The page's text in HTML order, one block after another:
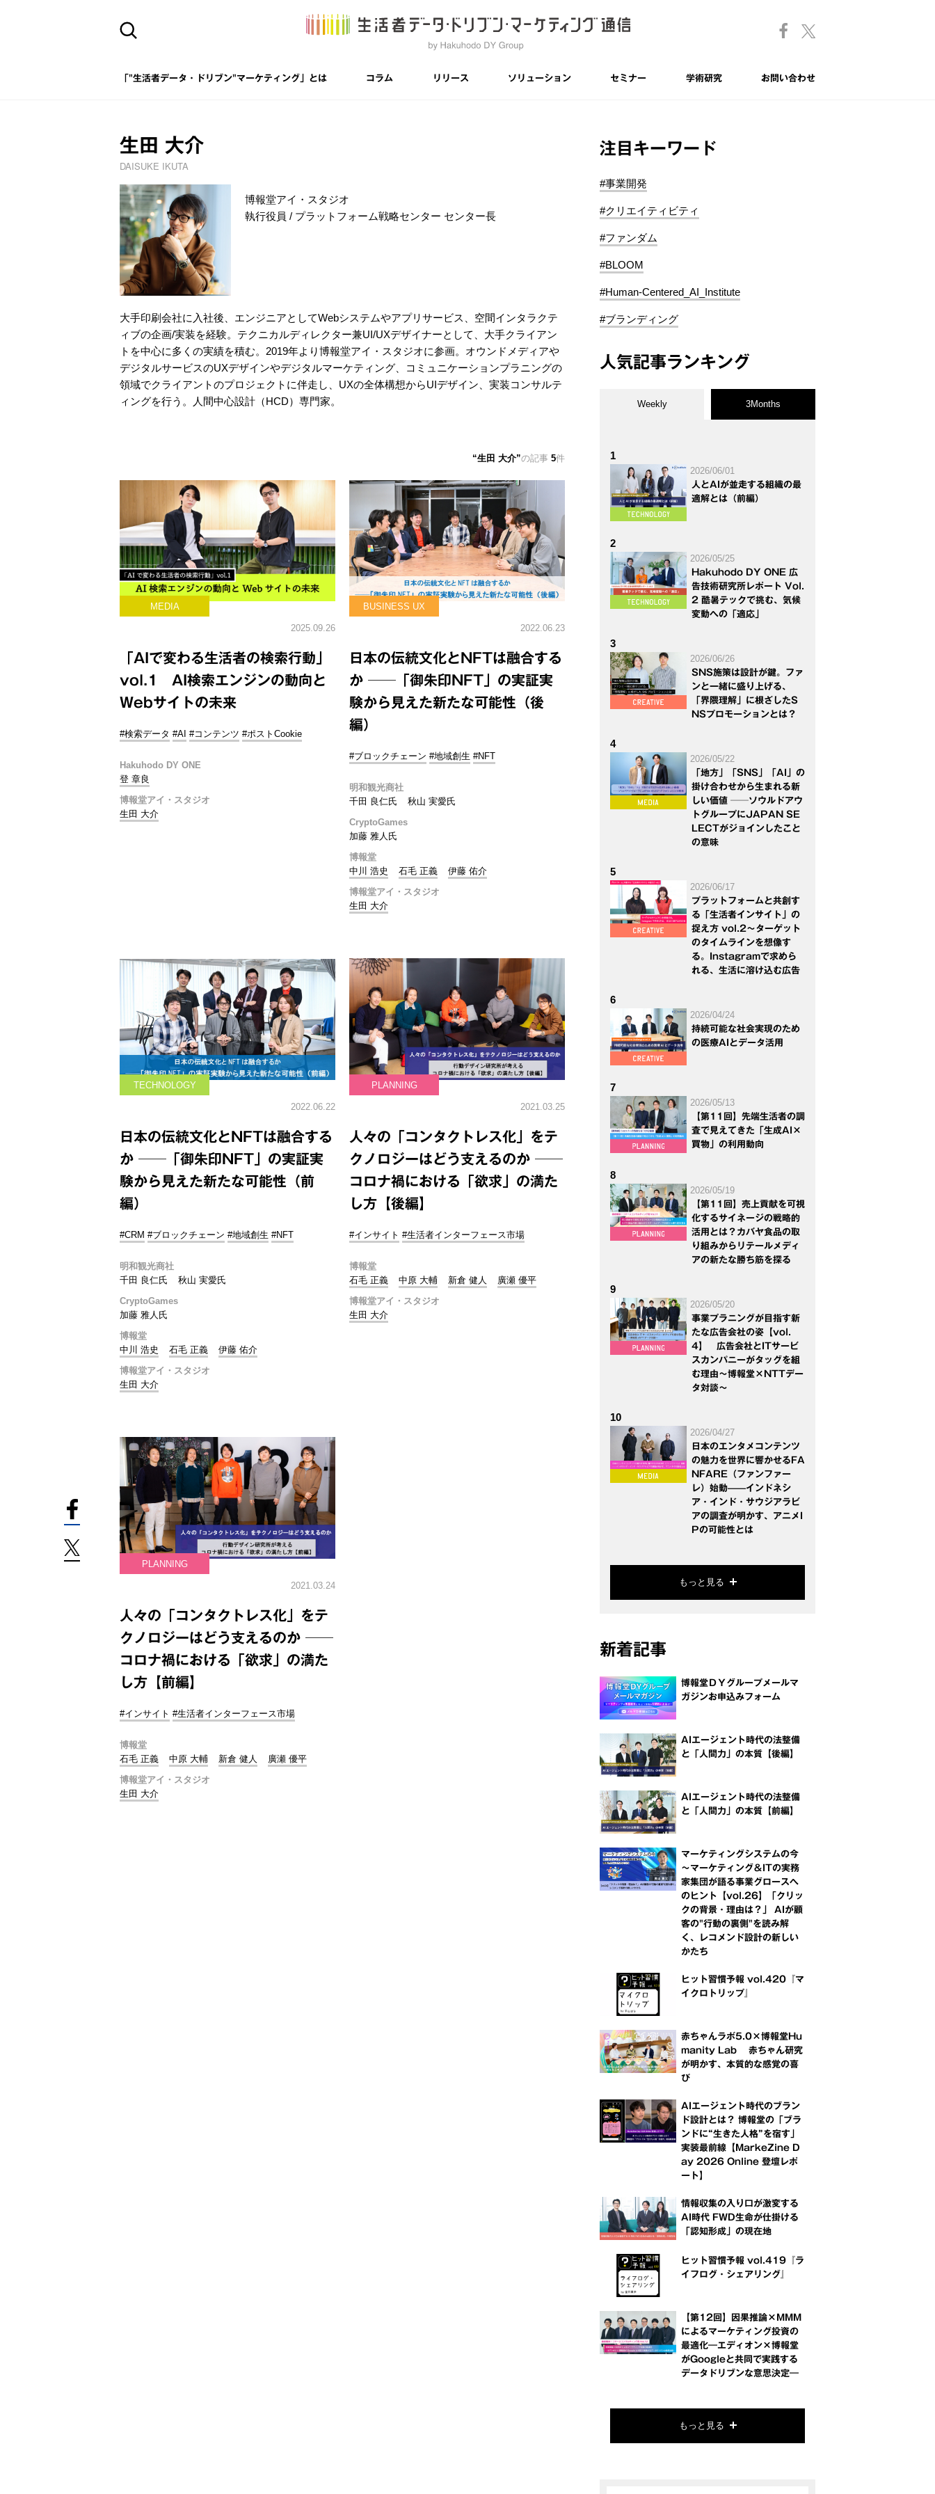
「"生活者データ・ドリブン"マーケティング」とは コラム リリース ソリューション セミナー 学術研究 お問い合わせ
生田 大介
DAISUKE IKUTA
博報堂アイ・スタジオ
執行役員 / プラットフォーム戦略センター センター長
大手印刷会社に入社後、エンジニアとしてWebシステムやアプリサービス、空間インタラクテ
ィブの企画/実装を経験。テクニカルディレクター兼UI/UXデザイナーとして、大手クライアン
トを中心に多くの実績を積む。2019年より博報堂アイ・スタジオに参画。オウンドメディアや
デジタルサービスのUXデザインやデジタルマーケティング、コミュニケーションプラニングの
領域でクライアントのプロジェクトに伴走し、UXの全体構想からUIデザイン、実装コンサルテ
ィングを行う。人間中心設計（HCD）専門家。
生田 大介 の記事 5件
MEDIA
2025.09.26
「AIで変わる生活者の検索行動」
vol.1 AI検索エンジンの動向と
Webサイトの未来
#検索データ #AI #コンテンツ #ポストCookie
Hakuhodo DY ONE
登 章良
博報堂アイ・スタジオ
生田 大介
BUSINESS UX
2022.06.23
日本の伝統文化とNFTは融合する
か ──「御朱印NFT」の実証実
験から見えた新たな可能性（後
編）
#ブロックチェーン #地域創生 #NFT
明和観光商社
千田 良仁氏
秋山 実愛氏
CryptoGames
加藤 雅人氏
博報堂
中川 浩史
石毛 正義
伊藤 佑介
博報堂アイ・スタジオ
生田 大介
TECHNOLOGY
2022.06.22
日本の伝統文化とNFTは融合する
か ──「御朱印NFT」の実証実
験から見えた新たな可能性（前
編）
#CRM #ブロックチェーン #地域創生 #NFT
明和観光商社
千田 良仁氏
秋山 実愛氏
CryptoGames
加藤 雅人氏
博報堂
中川 浩史
石毛 正義
伊藤 佑介
博報堂アイ・スタジオ
生田 大介
PLANNING
2021.03.25
人々の「コンタクトレス化」をテ
クノロジーはどう支えるのか ──
コロナ禍における「欲求」の満た
し方【後編】
#インサイト #生活者インターフェース市場
博報堂
石毛 正義
中原 大輔 新倉 健人
廣瀬 優平
博報堂アイ・スタジオ
生田 大介
PLANNING
2021.03.24
人々の「コンタクトレス化」をテ
クノロジーはどう支えるのか ──
コロナ禍における「欲求」の満た
し方【前編】
#インサイト #生活者インターフェース市場
博報堂
石毛 正義
中原 大輔 新倉 健人
廣瀬 優平
博報堂アイ・スタジオ
生田 大介
注目キーワード
#事業開発
#クリエイティビティ
#ファンダム
#BLOOM
#Human-Centered_AI_Institute
#ブランディング
人気記事ランキング
Weekly 3Months
1
2026/06/01
人とAIが並走する組織の最
適解とは（前編）
2
2026/05/25
Hakuhodo DY ONE 広
告技術研究所レポート Vol.
2 酷暑テックで挑む、気候
変動への「適応」
3
2026/06/26
SNS施策は設計が鍵。ファ
ンと一緒に盛り上げる、
「界隈理解」に根ざしたS
NSプロモーションとは？
4
2026/05/22
「地方」「SNS」「AI」の
掛け合わせから生まれる新
しい価値 ──ソウルドアウ
トグループにJAPAN SE
LECTがジョインしたこと
の意味
5
2026/06/17
プラットフォームと共創す
る「生活者インサイト」の
捉え方 vol.2～ターゲット
のタイムラインを想像す
る。Instagramで求めら
れる、生活に溶け込む広告
6
2026/04/24
持続可能な社会実現のため
の医療AIとデータ活用
7
2026/05/13
【第11回】先端生活者の調
査で見えてきた「生成AI×
買物」の利用動向
8
2026/05/19
【第11回】売上貢献を可視
化するサイネージの戦略的
活用とは？カバヤ食品の取
り組みからリテールメディ
アの新たな勝ち筋を探る
9
2026/05/20
事業プラニングが目指す新
たな広告会社の姿【vol.
4】 広告会社とITサービ
スカンパニーがタッグを組
む理由～博報堂×NTTデー
タ対談～
10
2026/04/27
日本のエンタメコンテンツ
の魅力を世界に響かせるFA
NFARE（ファンファー
レ）始動——インドネシ
ア・インド・サウジアラビ
アの調査が明かす、アニメI
Pの可能性とは
もっと見る
新着記事
博報堂ＤＹグループメールマ
ガジンお申込みフォーム
AIエージェント時代の法整備
と「人間力」の本質【後編】
AIエージェント時代の法整備
と「人間力」の本質【前編】
マーケティングシステムの今
～マーケティング＆ITの実務
家集団が語る事業グロースへ
のヒント【vol.26】「クリッ
クの背景・理由は？」 AIが顧
客の"行動の裏側"を読み解
く、レコメンド設計の新しい
かたち
ヒット習慣予報 vol.420『マ
イクロトリップ』
赤ちゃんラボ5.0×博報堂Hu
manity Lab 赤ちゃん研究
が明かす、本質的な感覚の喜
び
AIエージェント時代のブラン
ド設計とは？ 博報堂の「ブラ
ンドに“生きた人格”を宿す」
実装最前線【MarkeZine D
ay 2026 Online 登壇レポ
ート】
情報収集の入り口が激変する
AI時代 FWD生命が仕掛ける
「認知形成」の現在地
ヒット習慣予報 vol.419『ラ
イフログ・シェアリング』
【第12回】因果推論×MMM
によるマーケティング投資の
最適化―エディオン×博報堂
がGoogleと共同で実践する
データドリブンな意思決定―
もっと見る